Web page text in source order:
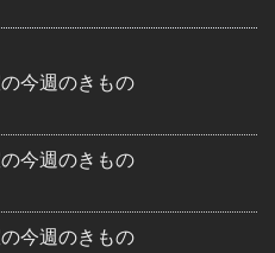
今週のきもの
今週のきもの
今週のきもの